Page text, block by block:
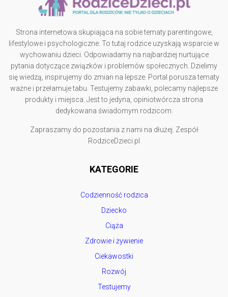
Strona internetowa skupiająca na sobie tematy parentingowe,
lifestylowe i psychologiczne. To tutaj rodzice uzyskają wsparcie w
wychowaniu dzieci. Odpowiadamy na najbardziej nurtujące
pytania dotyczące związków i problemów społecznych. Dzielimy
się wiedzą, inspirujemy do zmian na lepsze. Portal porusza tematy
ważne i przełamuje tabu. Testujemy zabawki, polecamy najlepsze
produkty i miejsca. Jest to jedyna, opiniotwórcza strona
dedykowana świadomym rodzicom.
Zapraszamy do pozostania z nami na dłużej. Zespół
RodziceDzieci.pl
KATEGORIE
Codzienność rodzica
Dziecko
Ciąża
Zdrowie i żywienie
Ciekawostki
Rozwój
Testujemy